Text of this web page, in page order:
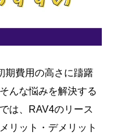
期費用の高さに躊躇
んな悩みを解決する
は、RAV4のリース
リット・デメリット